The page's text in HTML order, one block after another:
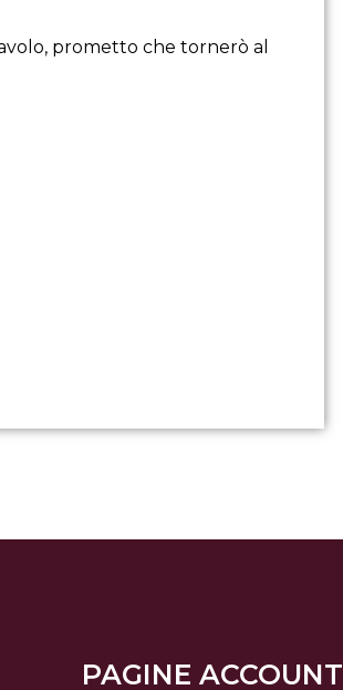
prometto che tornerò al
PAGINE ACCOUNT